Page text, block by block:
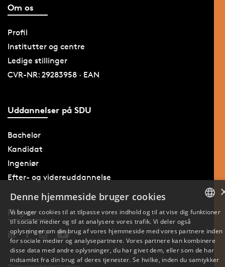
Om os
Profil
Institutter og centre
Ledige stillinger
CVR-NR: 29283958 · EAN
Uddannelser på SDU
Bachelor
Kandidat
Ingeniør
Efter- og videreuddannelse
Følg os
ENGLISH
Denne hjemmeside bruger cookies
Vi bruger cookies til at tilpasse vores indhold og til at vise dig funktioner
til sociale medier og til at analysere vores trafik. Vi deler også
oplysninger om din brug af vores hjemmeside med vores partnere inden
for sociale medier og analysepartnere. Vores partnere kan kombinere
disse data med andre oplysninger, du har givet dem, eller som de har
indsamlet fra din brug af deres tjenester. Se hvilke, inden du samtykker